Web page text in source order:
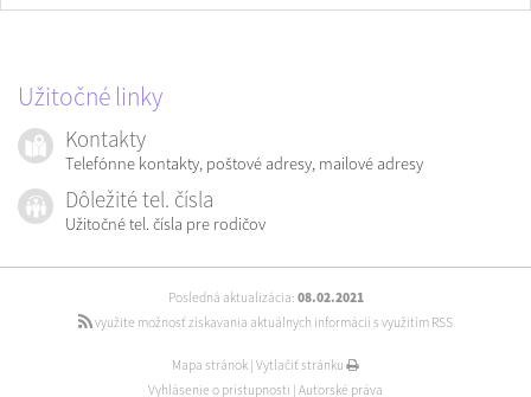
Užitočné linky
Kontakty
Telefónne kontakty, poštové adresy, mailové adresy
Dôležité tel. čísla
Užitočné tel. čísla pre rodičov
Posledná aktualizácia: 08.02.2021
využite možnosť získavania aktuálnych informácií s využitím RSS
Mapa stránok | Vytlačiť stránku
Vyhlásenie o prístupnosti | Autorské práva